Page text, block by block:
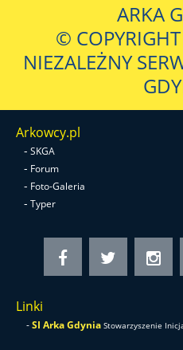
ARKA
©
NIEZALEŻNY
Arkowcy.pl
- SKGA
- Forum
- Foto-Galeria
- Typer
Linki
-SI Arka Gdynia Stowarzyszenie